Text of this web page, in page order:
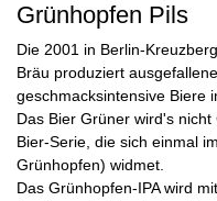
Grünhopfen Pils
Die 2001 in Berlin-
Bräu produziert
geschmacksintensive Biere
Das Bier Grüner wird's
Bier-Serie, die sich einmal
Grünhopfen) widmet.
Das Grünhopfen-IPA wird